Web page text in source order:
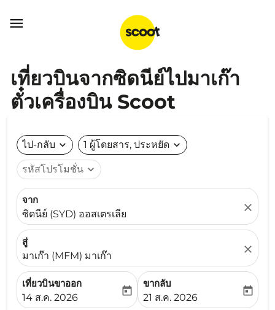

เที่ยวบินจากซิดนีย์ไปมาเก๊า
ตั๋วเครื่องบิน Scoot
ไป-กลับ expand_more 1 ผู้โดยสาร, ประหยัด expand_more
รหัสโปรโมชั่น expand_more
จาก
ซิดนีย์ (SYD) ออสเตรเลีย
close
สู่
มาเก๊า (MFM) มาเก๊า
close
เที่ยวบินขาออก
fc-booking-departure-date-aria-label
14 ส.ค. 2026
today
ขากลับ
fc-booking-return-date-
21 ส.ค. 2026
today